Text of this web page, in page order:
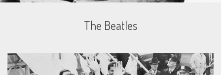
The Beatles